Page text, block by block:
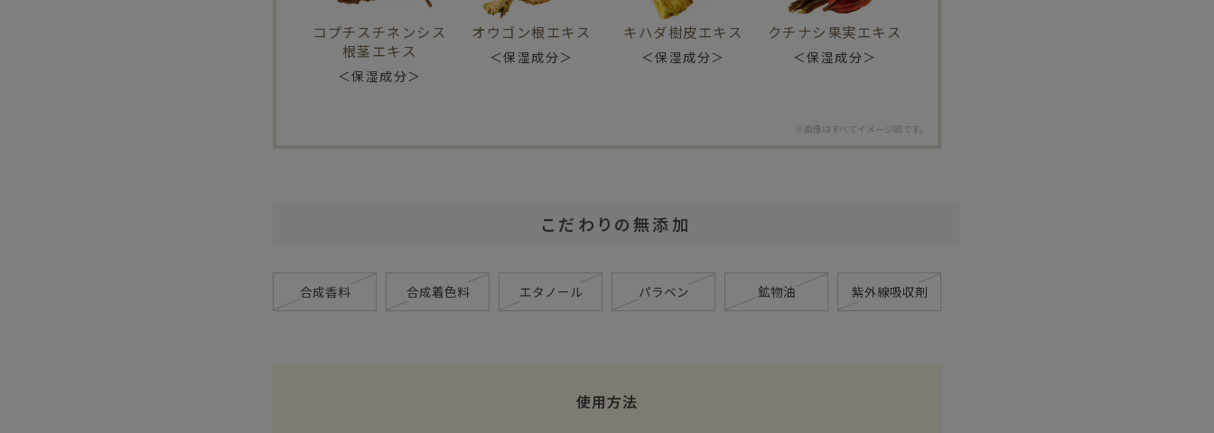
コプチスチネンシス
根茎エキス
＜保湿成分＞
オウゴン根エキス
＜保湿成分＞
キハダ樹皮エキス
＜保湿成分＞
クチナシ果実エキス
＜保湿成分＞
※画像はすべてイメージ図です。
こだわりの無添加
合成香料 合成着色料 エタノール パラベン 鉱物油 紫外線吸収剤
使用方法